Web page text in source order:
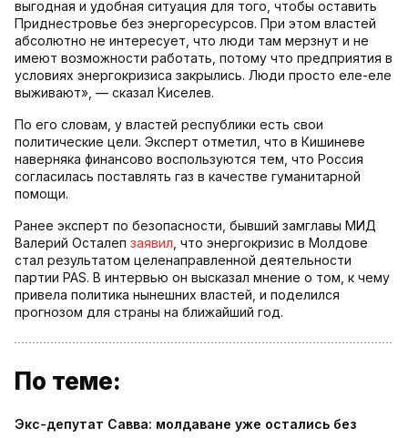
выгодная и удобная ситуация для того, чтобы оставить
Приднестровье без энергоресурсов. При этом властей
абсолютно не интересует, что люди там мерзнут и не
имеют возможности работать, потому что предприятия в
условиях энергокризиса закрылись. Люди просто еле-еле
выживают», — сказал Киселев.
По его словам, у властей республики есть свои
политические цели. Эксперт отметил, что в Кишиневе
наверняка финансово воспользуются тем, что Россия
согласилась поставлять газ в качестве гуманитарной
помощи.
Ранее эксперт по безопасности, бывший замглавы МИД
Валерий Осталеп заявил , что энергокризис в Молдове
стал результатом целенаправленной деятельности
партии PAS. В интервью он высказал мнение о том, к чему
привела политика нынешних властей, и поделился
прогнозом для страны на ближайший год.
По теме:
Экс-депутат Савва: молдаване уже остались без